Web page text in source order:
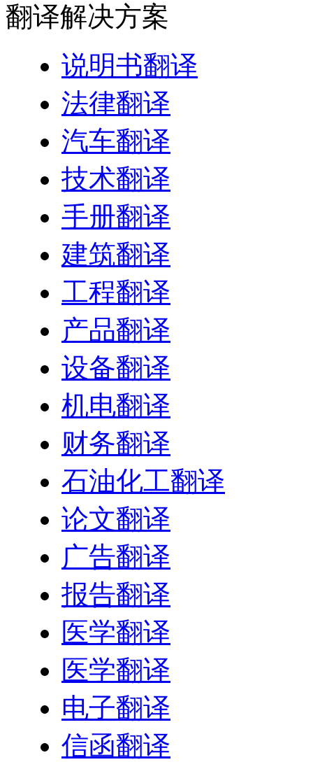
翻译解决方案
说明书翻译
法律翻译
汽车翻译
技术翻译
手册翻译
建筑翻译
工程翻译
产品翻译
设备翻译
机电翻译
财务翻译
石油化工翻译
论文翻译
广告翻译
报告翻译
医学翻译
医学翻译
电子翻译
信函翻译